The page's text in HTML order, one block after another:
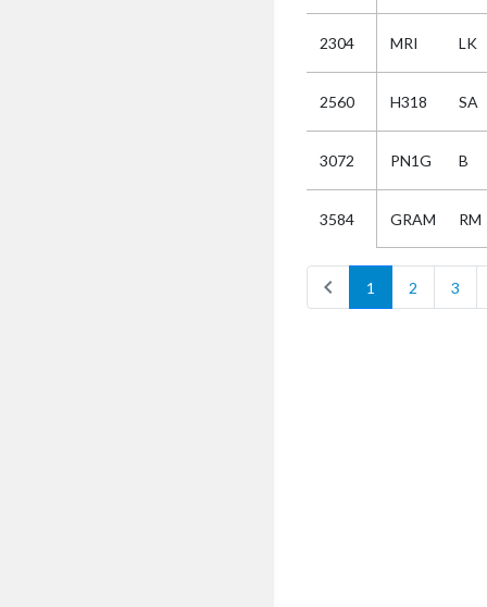
2304 MRI LK
2560 H318 SA
3072 PN1G B
3584 GRAM RM
chevron_left 1 2 3